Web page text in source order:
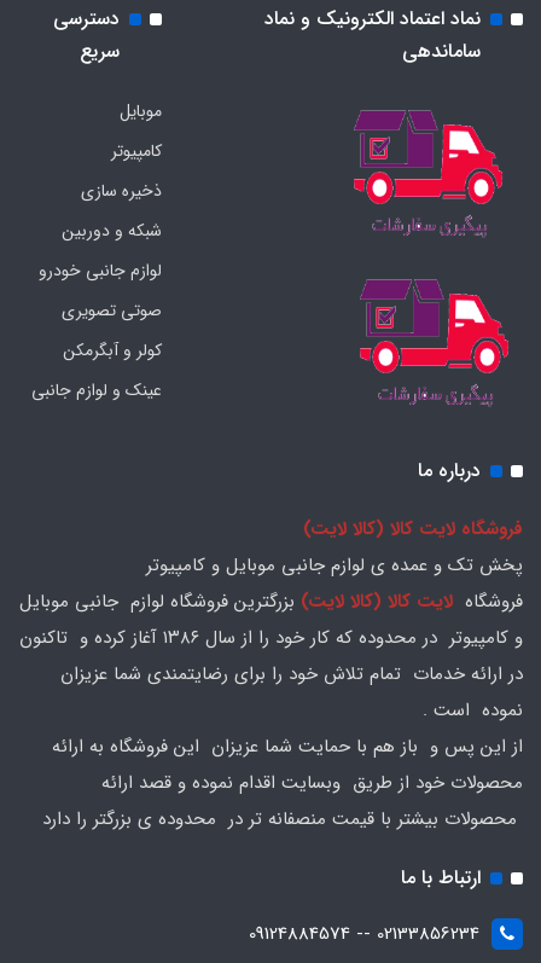
نماد اعتماد الکترونیک و نماد
ساماندهی
دسترسی
سریع
موبایل
کامپیوتر
ذخیره سازی
شبکه و دوربین
لوازم جانبی خودرو
صوتی تصویری
کولر و آبگرمکن
عینک و لوازم جانبی
درباره ما
فروشگاه لایت کالا (کالا لایت)
پخش تک و عمده ی لوازم جانبی موبایل و کامپیوتر
فروشگاه لایت کالا (کالا لایت) بزرگترین فروشگاه لوازم جانبی موبایل
و کامپیوتر در محدوده که کار خود را از سال ۱۳۸۶ آغاز کرده و تاکنون
در ارائه خدمات تمام تلاش خود را برای رضایتمندی شما عزیزان
نموده است .
از این پس و باز هم با حمایت شما عزیزان این فروشگاه به ارائه
محصولات خود از طریق وبسایت اقدام نموده و قصد ارائه
محصولات بیشتر با قیمت منصفانه تر در محدوده ی بزرگتر را دارد
ارتباط با ما
02133856234 -- 09124884574